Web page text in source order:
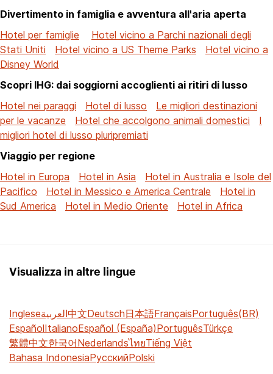
Divertimento in famiglia e avventura all'aria aperta
Hotel per famiglie
Hotel vicino a Parchi nazionali degli
Stati Uniti
Hotel vicino a US Theme Parks
Hotel vicino a
Disney World
Scopri IHG: dai soggiorni accoglienti ai ritiri di lusso
Hotel nei paraggi
Hotel di lusso
Le migliori destinazioni
per le vacanze
Hotel che accolgono animali domestici
I
migliori hotel di lusso pluripremiati
Viaggio per regione
Hotel in Europa
Hotel in Asia
Hotel in Australia e Isole del
Pacifico
Hotel in Messico e America Centrale
Hotel in
Sud America
Hotel in Medio Oriente Hotel in Africa
Visualizza in altre lingue
Ingleseالعربية中文Deutsch日本語FrançaisPortuguês(BR)
EspañolItalianoEspañol (España)PortuguêsTürkçe
繁體中文한국어NederlandsไทยTiếng Việt
Bahasa IndonesiaРусскийPolski